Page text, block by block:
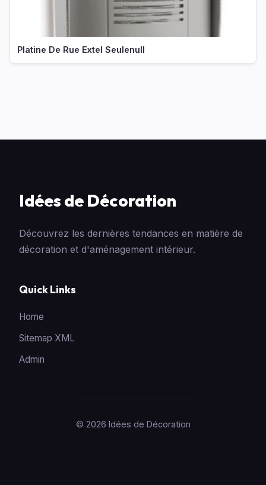
Platine De Rue Extel Seulenull
Idées de Décoration
Découvrez les dernières tendances en matière de
décoration et d'aménagement intérieur.
Quick Links
Home
Sitemap XML
Admin
© 2026 Idées de Décoration